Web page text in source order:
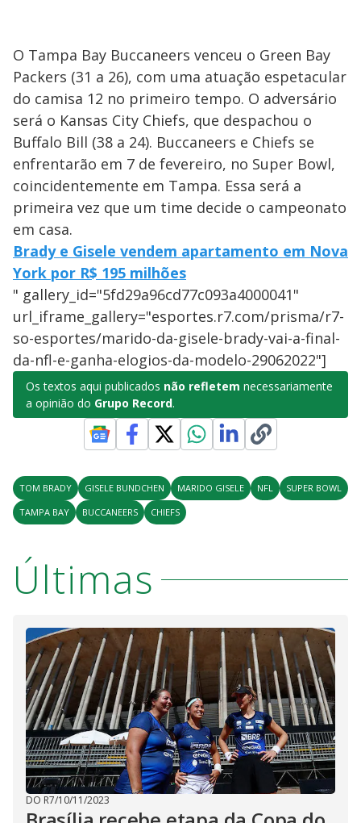
O Tampa Bay Buccaneers venceu o Green Bay
Packers (31 a 26), com uma atuação espetacular
do camisa 12 no primeiro tempo. O adversário
será o Kansas City Chiefs, que despachou o
Buffalo Bill (38 a 24). Buccaneers e Chiefs se
enfrentarão em 7 de fevereiro, no Super Bowl,
coincidentemente em Tampa. Essa será a
primeira vez que um time decide o campeonato
em casa.
Brady e Gisele vendem apartamento em Nova
York por R$ 195 milhões
" gallery_id="5fd29a96cd77c093a4000041"
url_iframe_gallery="esportes.r7.com/prisma/r7-
so-esportes/marido-da-gisele-brady-vai-a-final-
da-nfl-e-ganha-elogios-da-modelo-29062022"]
Os textos aqui publicados não refletem necessariamente
a opinião do Grupo Record.
TOM BRADY GISELE BUNDCHEN MARIDO GISELE NFL
SUPER BOWL
TAMPA BAY
BUCCANEERS CHIEFS
Últimas
DO R7/10/11/2023